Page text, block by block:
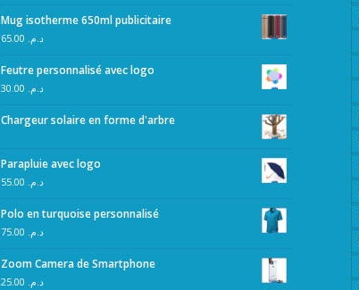
Mug isotherme 650ml publicitaire
د.م.
Feutre personnalisé avec logo
د.م.
Chargeur solaire en forme d'arbre
Parapluie avec logo
د.م.
Polo en turquoise personnalisé
د.م.
Zoom Camera de Smartphone
د.م.